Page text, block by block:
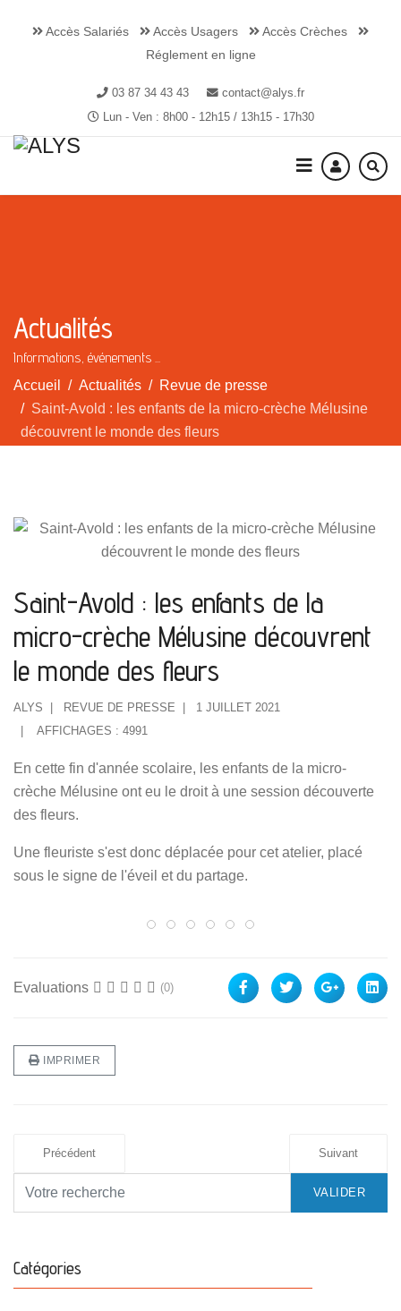
Accès Salariés Accès Usagers
Accès Crèches
Réglement en ligne
03 87 34 43 43
contact@alys.fr
Lun - Ven : 8h00 - 12h15 / 13h15 - 17h30
Actualités
Informations, événements ...
Accueil Actualités
Revue de presse
Saint-Avold : les enfants de la micro-crèche Mélusine
découvrent le monde des fleurs
Saint-Avold : les enfants de la
micro-crèche Mélusine découvrent
le monde des fleurs
ALYS REVUE DE PRESSE
1 JUILLET 2021
AFFICHAGES : 4991
En cette fin d'année scolaire, les enfants de la micro-
crèche Mélusine ont eu le droit à une session découverte
des fleurs.
Une fleuriste s'est donc déplacée pour cet atelier, placé
sous le signe de l'éveil et du partage.
Maria, 3 ans, et Robin se passent
Même les plus petits sont
Après la phase de découverte,
Les fleurs, découpées au
Chaque enfant en âge
Evaluations (0)
IMPRIMER
Précédent Suivant
VALIDER
Catégories